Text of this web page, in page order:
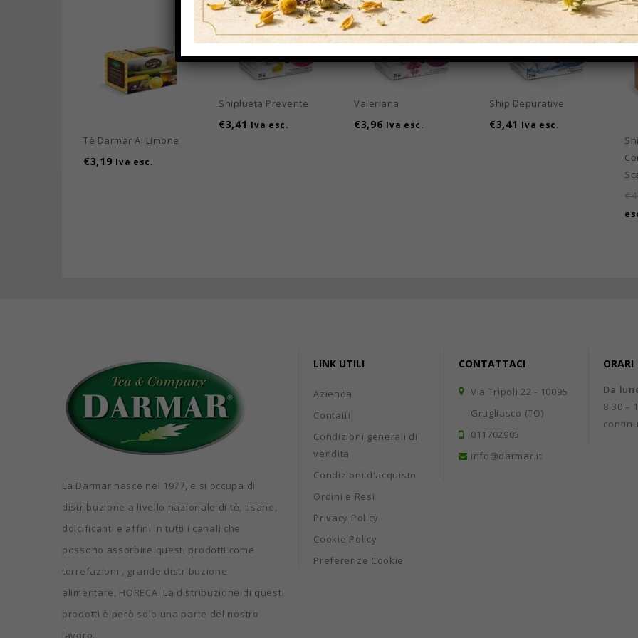
Tè Darmar Al Limone
€3,19 Iva esc.
Shiplueta Prevente
€3,41 Iva esc.
Valeriana
€3,96 Iva esc.
Ship Depurative
€3,41 Iva esc.
€
La Darmar nasce nel 1977, e si occupa di
distribuzione a livello nazionale di tè, tisane,
dolcificanti e affini in tutti i canali che
possono assorbire questi prodotti come
torrefazioni , grande distribuzione
alimentare, HORECA. La distribuzione di questi
prodotti è però solo una parte del nostro
lavoro.
LINK UTILI
Azienda
Contatti
Condizioni generali di
vendita
Condizioni d'acquisto
Ordini e Resi
Privacy Policy
Cookie Policy
Preferenze Cookie
CONTATTACI
Via Tripoli 22 - 10095
Grugliasco (TO)
011702905
info@darmar.it
ORARI
Da
8.30 –